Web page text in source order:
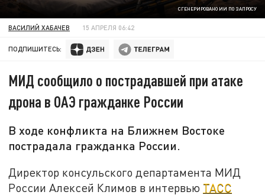
СГЕНЕРИРОВАНО ИИ ПО ЗАПРОСУ
ВАСИЛИЙ ХАБАЧЕВ 15 АПРЕЛЯ 06:42
ПОДПИШИТЕСЬ:
МИД сообщило о пострадавшей при атаке
дрона в ОАЭ гражданке России
В ходе конфликта на Ближнем Востоке
пострадала гражданка России.
Директор консульского департамента МИД
России Алексей Климов в интервью ТАСС